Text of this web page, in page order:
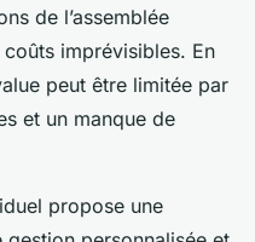
de l’assemblée
imprévisibles. En
peut être limitée par
et un manque de
propose une